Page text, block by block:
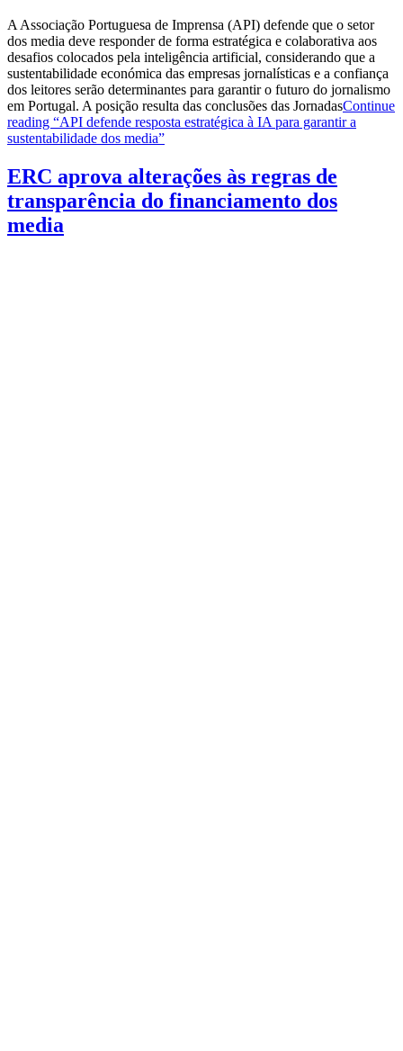
A Associação Portuguesa de Imprensa (API) defende que o setor
dos media deve responder de forma estratégica e colaborativa aos
desafios colocados pela inteligência artificial, considerando que a
sustentabilidade económica das empresas jornalísticas e a confiança
dos leitores serão determinantes para garantir o futuro do jornalismo
em Portugal. A posição resulta das conclusões das JornadasContinue
reading “API defende resposta estratégica à IA para garantir a
sustentabilidade dos media”
ERC aprova alterações às regras de
transparência do financiamento dos
media